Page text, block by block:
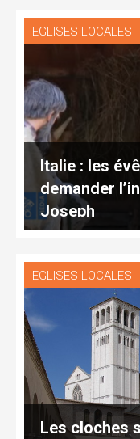
EGLISES LOCALES
Italie : les
demander
Joseph
EGLISES LOCALES
Les cloches